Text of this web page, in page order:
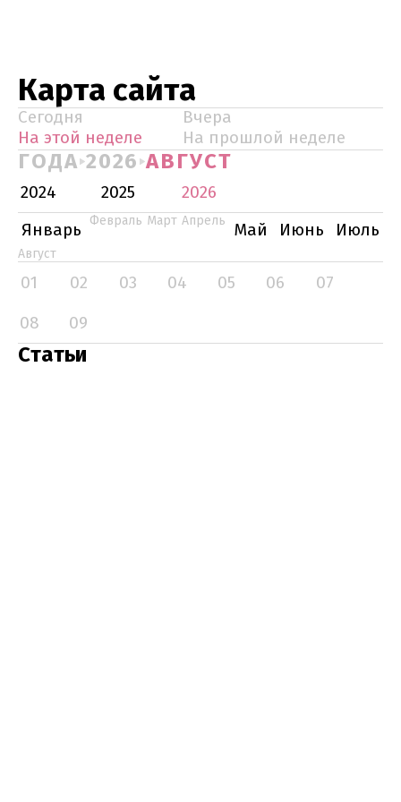
Карта сайта
Сегодня
Вчера
На этой неделе
На прошлой неделе
ГОДА 2026 АВГУСТ
2024 2025
2026
Январь
Февраль Март Апрель Май Июнь Июль
Август
01 02 03 04 05 06
07
08
09
Статьи